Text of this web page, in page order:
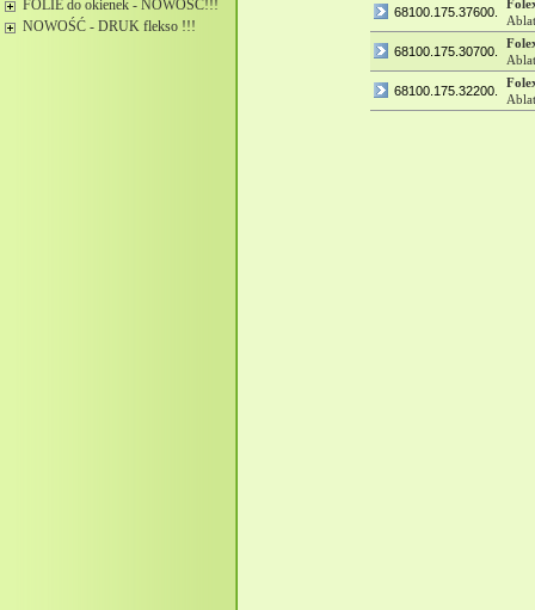
FOLIE do okienek - NOWOŚĆ!!!
NOWOŚĆ - DRUK flekso !!!
68100.175.37600.
68100.175.30700.
68100.175.32200.